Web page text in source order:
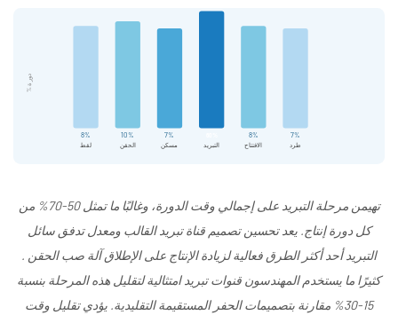
القولبة
بالحقن
3.1
ماكينات
قولبة
8%
لقط
10%
الحقن
7%
مسكن التبريد
8%
الافتتاح
7%
طرد
دورة %
تهيمن مرحلة التبريد على إجمالي وقت الدورة، وغالبًا ما تمثل 50-70% من
كل دورة إنتاج. يعد تحسين تصميم قناة تبريد القالب ومعدل تدفق سائل
التبريد أحد أكثر الطرق فعالية لزيادة الإنتاج على الإطلاقآلة صب الحقن .
كثيرًا ما يستخدم المهندسون قنوات تبريد امتثالية لتقليل هذه المرحلة بنسبة
15-30% مقارنة بتصميمات الحفر المستقيمة التقليدية. يؤدي تقليل وقت